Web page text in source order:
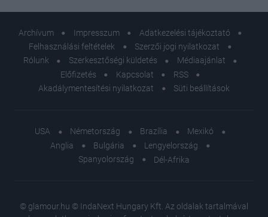
Archívum Impresszum
Adatkezelési tájékoztató
Felhasználási feltételek
Szerzői jogi nyilatkozat
Rólunk
Szerkesztőségi küldetés
Médiaajánlat
Előfizetés
Kapcsolat
RSS
Akadálymentesítési nyilatkozat
Süti beállítások
USA Németország Brazília
Mexikó
Anglia
Bulgária
Lengyelország
Spanyolország
Dél-Afrika
© glamour.hu © IndaNext Hungary Kft. Az oldalak tartalmával